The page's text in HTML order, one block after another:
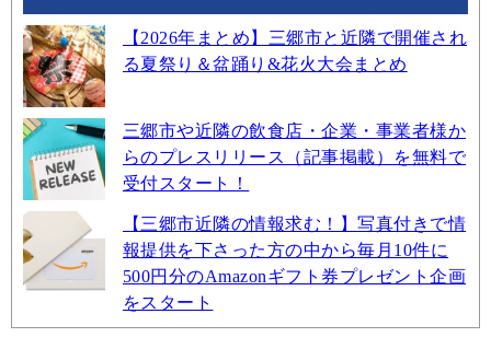
【2026年まとめ】三郷市と近隣で開催され
る夏祭り＆盆踊り&花火大会まとめ
三郷市や近隣の飲食店・企業・事業者様か
らのプレスリリース（記事掲載）を無料で
受付スタート！
【三郷市近隣の情報求む！】写真付きで情
報提供を下さった方の中から毎月10件に
500円分のAmazonギフト券プレゼント企画
をスタート